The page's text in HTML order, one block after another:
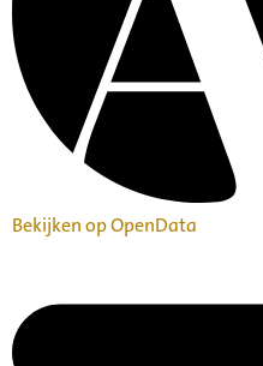
Bekijken op OpenData